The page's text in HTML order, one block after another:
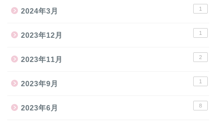
2024年3月 1
2023年12月 1
2023年11月 2
2023年9月 1
2023年6月 8